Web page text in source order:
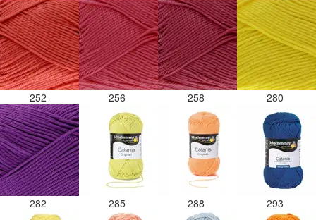
252 256 258 280
282 285 288 293